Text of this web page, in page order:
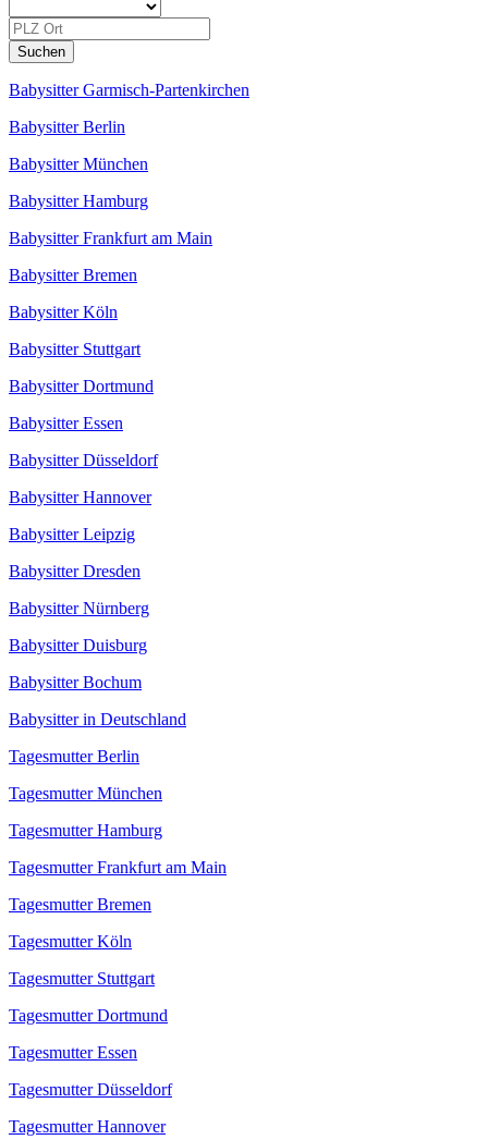
Babysitter Garmisch-Partenkirchen
Babysitter Berlin
Babysitter München
Babysitter Hamburg
Babysitter Frankfurt am Main
Babysitter Bremen
Babysitter Köln
Babysitter Stuttgart
Babysitter Dortmund
Babysitter Essen
Babysitter Düsseldorf
Babysitter Hannover
Babysitter Leipzig
Babysitter Dresden
Babysitter Nürnberg
Babysitter Duisburg
Babysitter Bochum
Babysitter in Deutschland
Tagesmutter Berlin
Tagesmutter München
Tagesmutter Hamburg
Tagesmutter Frankfurt am Main
Tagesmutter Bremen
Tagesmutter Köln
Tagesmutter Stuttgart
Tagesmutter Dortmund
Tagesmutter Essen
Tagesmutter Düsseldorf
Tagesmutter Hannover